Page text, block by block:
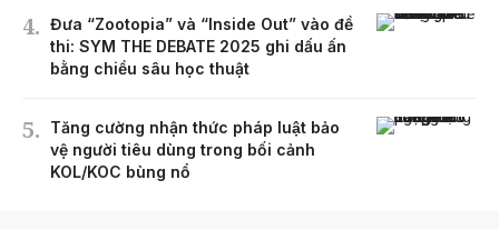
Đưa “Zootopia” và “Inside Out” vào đề
thi: SYM THE DEBATE 2025 ghi dấu ấn
bằng chiều sâu học thuật
Tăng cường nhận thức pháp luật bảo
vệ người tiêu dùng trong bối cảnh
KOL/KOC bùng nổ